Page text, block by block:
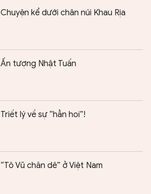
Chuyện kể dưới chân núi Khau Rịa
Ấn tượng Nhật Tuấn
Triết lý về sự “hẳn hoi”!
“Tô Vũ chăn dê” ở Việt Nam